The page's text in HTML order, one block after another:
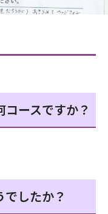
ースですか？
したか？